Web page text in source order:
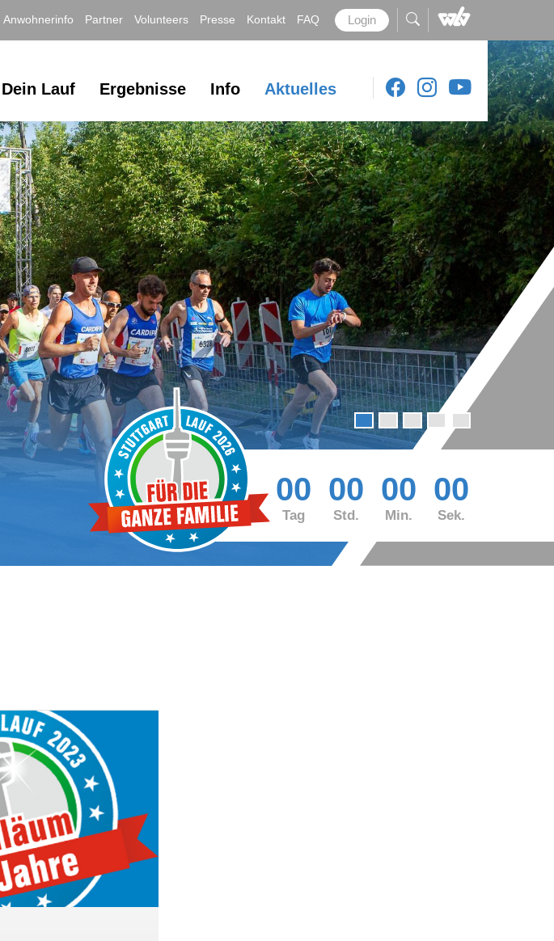
Anwohnerinfo Partner Volunteers Presse Kontakt FAQ Login
Dein Lauf Ergebnisse Info Aktuelles
00
Tag
00
Std.
00
Min.
00
Sek.